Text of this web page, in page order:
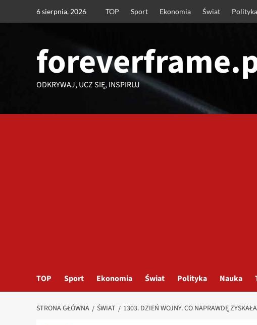
6 sierpnia, 2026 TOP Sport Ekonomia Świat Polityka
ODKRYWAJ, UCZ SIĘ, INSPIRUJ
TOP Sport Ekonomia Świat Polityka Nauka
STRONA GŁÓWNA ŚWIAT 1303. DZIEŃ WOJNY. CO NAPRAWDĘ